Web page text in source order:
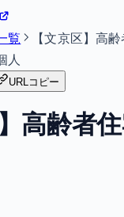
覧
【文京区】高
人
URLコピー
高齢者